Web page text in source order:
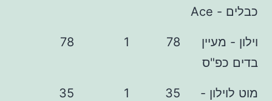
78
1
78
-
35
1
35